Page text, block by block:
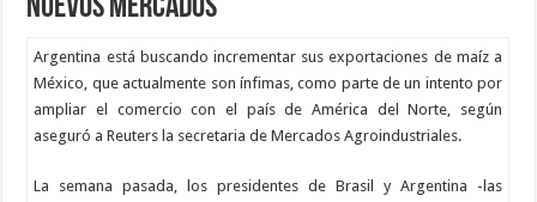
nuevos mercados
Argentina está buscando incrementar sus exportaciones de maíz a
México, que actualmente son ínfimas, como parte de un intento por
ampliar el comercio con el país de América del Norte, según
aseguró a Reuters la secretaria de Mercados Agroindustriales.
La semana pasada, los presidentes de Brasil y Argentina -las